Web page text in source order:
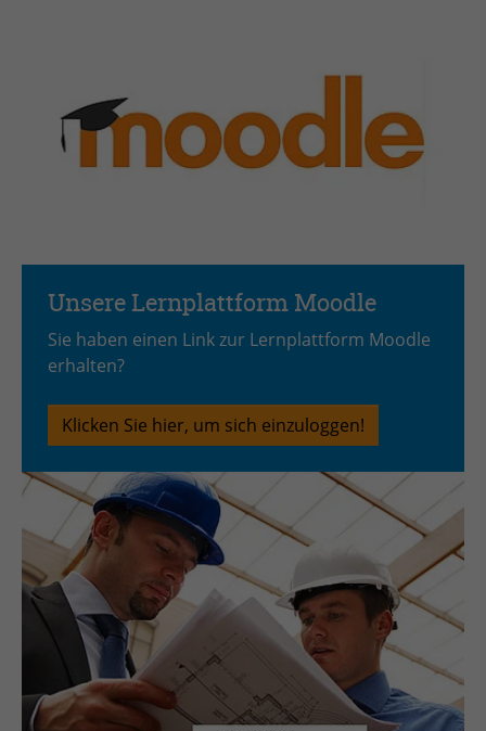
Unsere Lernplattform Moodle
Sie haben einen Link zur Lernplattform Moodle
erhalten?
Klicken Sie hier, um sich einzuloggen!